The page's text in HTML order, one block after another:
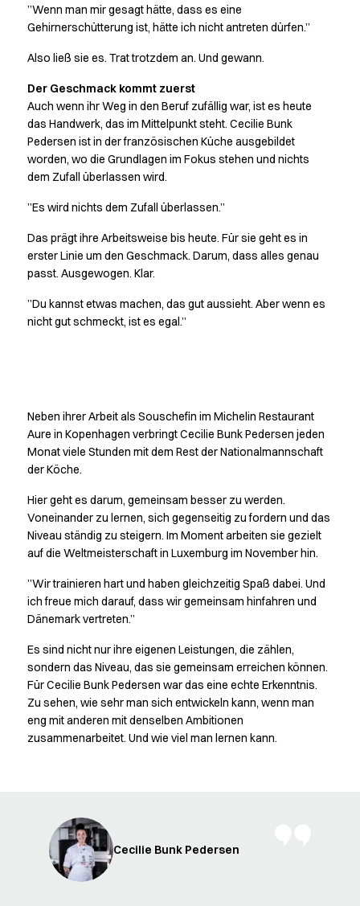
PRO Wear Care
PRO Wear by ID
Jacken
Sweat- & Fleecejacken
Sweatshirts
T-Shirts
Westen
Core
ID Bio O-Neck T-Shirt
Pro Wear
Pro Wear Care
Über Kentaur
Value Added Services
Produktwissen
Our Choice
Our Choice Materials
Product Environmental Footprint
Due diligence
Zertifikate
Zirkularität
Who We Are
Ambassadors
Management
Salesteam
News & Presse
Finde die richtige Kombination
Erstelle deinen eigenen Katalog
”Wenn man mir gesagt hätte, dass es eine
Gehirnerschütterung ist, hätte ich nicht antreten dürfen.”
Also ließ sie es. Trat trotzdem an. Und gewann.
Der Geschmack kommt zuerst
Auch wenn ihr Weg in den Beruf zufällig war, ist es heute
das Handwerk, das im Mittelpunkt steht. Cecilie Bunk
Pedersen ist in der französischen Küche ausgebildet
worden, wo die Grundlagen im Fokus stehen und nichts
dem Zufall überlassen wird.
”Es wird nichts dem Zufall überlassen.”
Das prägt ihre Arbeitsweise bis heute. Für sie geht es in
erster Linie um den Geschmack. Darum, dass alles genau
passt. Ausgewogen. Klar.
”Du kannst etwas machen, das gut aussieht. Aber wenn es
nicht gut schmeckt, ist es egal.”
Gemeinsam besser
werden
Neben ihrer Arbeit als Souschefin im Michelin Restaurant
Aure in Kopenhagen verbringt Cecilie Bunk Pedersen jeden
Monat viele Stunden mit dem Rest der Nationalmannschaft
der Köche.
Hier geht es darum, gemeinsam besser zu werden.
Voneinander zu lernen, sich gegenseitig zu fordern und das
Niveau ständig zu steigern. Im Moment arbeiten sie gezielt
auf die Weltmeisterschaft in Luxemburg im November hin.
”Wir trainieren hart und haben gleichzeitig Spaß dabei. Und
ich freue mich darauf, dass wir gemeinsam hinfahren und
Dänemark vertreten.”
Es sind nicht nur ihre eigenen Leistungen, die zählen,
sondern das Niveau, das sie gemeinsam erreichen können.
Für Cecilie Bunk Pedersen war das eine echte Erkenntnis.
Zu sehen, wie sehr man sich entwickeln kann, wenn man
eng mit anderen mit denselben Ambitionen
zusammenarbeitet. Und wie viel man lernen kann.
Cecilie Bunk Pedersen